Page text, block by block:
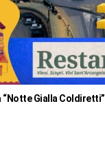
“Notte Gialla Coldiretti”